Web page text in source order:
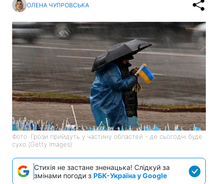
ОЛЕНА ЧУПРОВСЬКА
Фото: Грози прийдуть у частину областей - де сьогодні буде
сухо (Getty Images)
Стихія не застане зненацька! Слідкуй за
змінами погоди з РБК-Україна у Google